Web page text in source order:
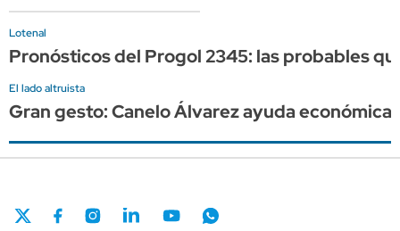
Lotenal
Pronósticos del Progol 2345: las probables
El lado altruista
Gran gesto: Canelo Álvarez ayuda